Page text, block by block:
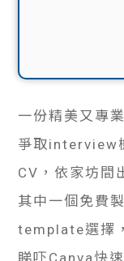
一份精美又專
爭取interview
CV，依家坊間
其中一個免費
template選擇
睇吓Canva快